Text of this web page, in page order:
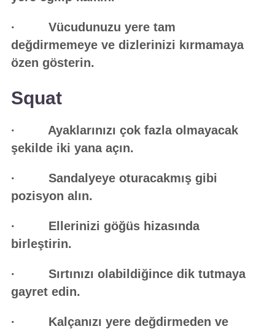
· Vücudunuzu yere tam
değdirmemeye ve dizlerinizi kırmamaya
özen gösterin.
Squat
· Ayaklarınızı çok fazla olmayacak
şekilde iki yana açın.
· Sandalyeye oturacakmış gibi
pozisyon alın.
· Ellerinizi göğüs hizasında
birleştirin.
· Sırtınızı olabildiğince dik tutmaya
gayret edin.
· Kalçanızı yere değdirmeden ve